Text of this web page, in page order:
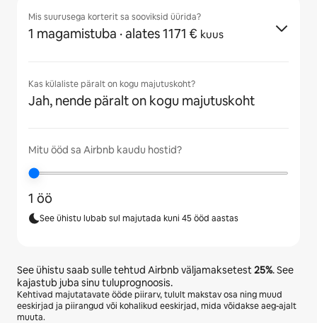
Mis suurusega korterit sa sooviksid üürida?
1 magamistuba · alates 1171 € kuus
Kas külaliste päralt on kogu majutuskoht?
Jah, nende päralt on kogu majutuskoht
Mitu ööd sa Airbnb kaudu hostid?
1 öö
See ühistu lubab sul majutada kuni 45 ööd aastas
See ühistu saab sulle tehtud Airbnb väljamaksetest25%. See
kajastub juba sinu tuluprognoosis.
Kehtivad majutatavate ööde piirarv, tulult makstav osa ning muud
eeskirjad ja piirangud või kohalikud eeskirjad, mida võidakse aeg-ajalt
muuta.